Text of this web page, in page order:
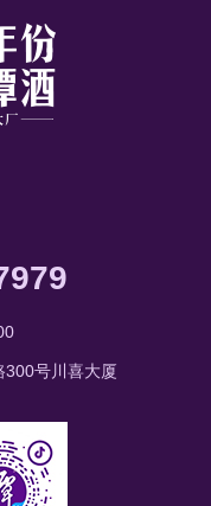
300号川喜大厦